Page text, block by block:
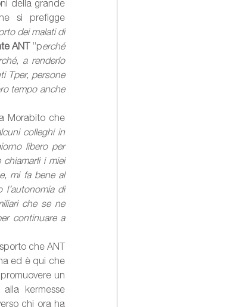
della grande
si prefigge
dei malati di
ANT ”perché
a renderlo
Tper, persone
tempo anche
Morabito che
colleghi in
libero per
i miei
mi fa bene al
di
che se ne
continuare a
che ANT
ed è qui che
un
kermesse
chi ora ha